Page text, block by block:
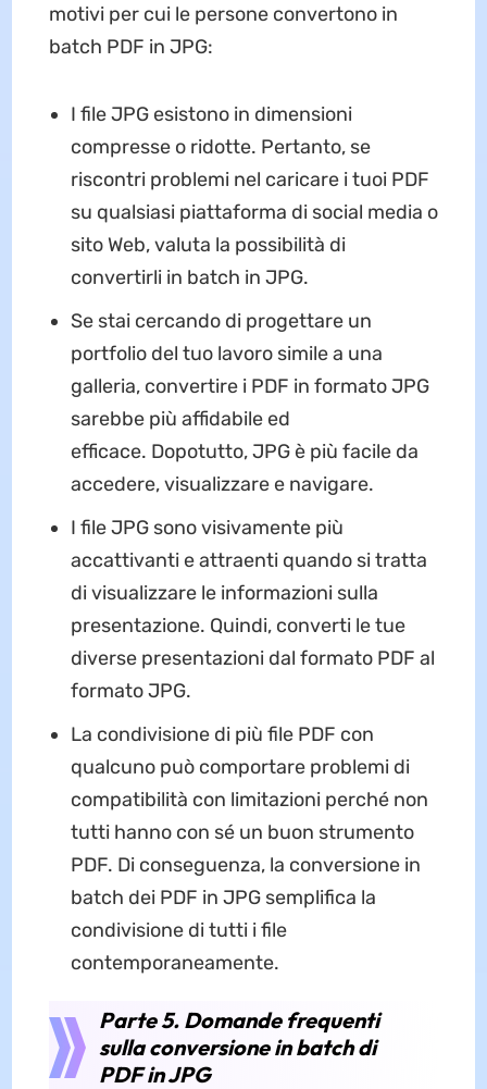
motivi per cui le persone convertono in
batch PDF in JPG:
I file JPG esistono in dimensioni
compresse o ridotte. Pertanto, se
riscontri problemi nel caricare i tuoi PDF
su qualsiasi piattaforma di social media o
sito Web, valuta la possibilità di
convertirli in batch in JPG.
Se stai cercando di progettare un
portfolio del tuo lavoro simile a una
galleria, convertire i PDF in formato JPG
sarebbe più affidabile ed
efficace. Dopotutto, JPG è più facile da
accedere, visualizzare e navigare.
I file JPG sono visivamente più
accattivanti e attraenti quando si tratta
di visualizzare le informazioni sulla
presentazione. Quindi, converti le tue
diverse presentazioni dal formato PDF al
formato JPG.
La condivisione di più file PDF con
qualcuno può comportare problemi di
compatibilità con limitazioni perché non
tutti hanno con sé un buon strumento
PDF. Di conseguenza, la conversione in
batch dei PDF in JPG semplifica la
condivisione di tutti i file
contemporaneamente.
Parte 5. Domande frequenti
sulla conversione in batch di
PDF in JPG